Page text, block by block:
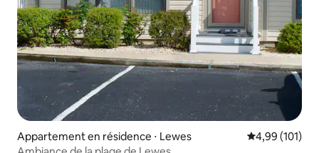
Appartement en résidence ⋅ Lewes Évaluation
4,99 (101)